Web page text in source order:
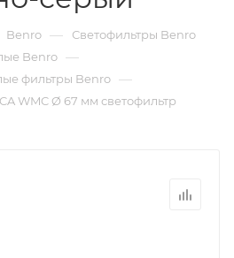
Benro — Светофильтры Benro
Benro —
фильтры Benro —
WMC Ø 67 мм светофильтр